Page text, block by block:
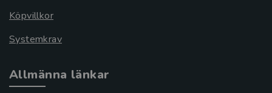
Köpvillkor
Systemkrav
Allmänna länkar